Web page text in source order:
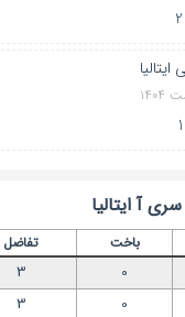
سری آ ایتالیا
باخت تفاضل
0
3
0
3